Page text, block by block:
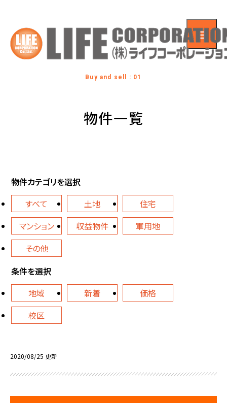
Buy and sell : 01
物件一覧
物件カテゴリを選択
すべて
土地
住宅
マンション
収益物件
軍用地
その他
条件を選択
地域
新着
価格
校区
2020/08/25 更新